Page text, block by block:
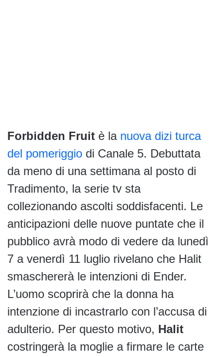
Forbidden Fruit è la nuova dizi turca
del pomeriggio di Canale 5. Debuttata
da meno di una settimana al posto di
Tradimento, la serie tv sta
collezionando ascolti soddisfacenti. Le
anticipazioni delle nuove puntate che il
pubblico avrà modo di vedere da lunedì
7 a venerdì 11 luglio rivelano che Halit
smaschererà le intenzioni di Ender.
L’uomo scoprirà che la donna ha
intenzione di incastrarlo con l’accusa di
adulterio. Per questo motivo, Halit
costringerà la moglie a firmare le carte